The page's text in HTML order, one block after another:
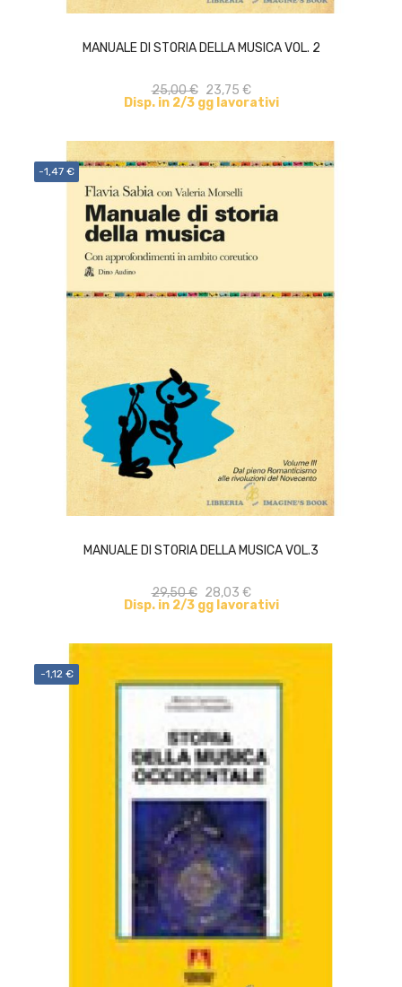
MANUALE DI STORIA DELLA MUSICA VOL. 2
25,00 € 23,75 €
Disp. in 2/3 gg lavorativi
ACQUISTA
-1,47 €
MANUALE DI STORIA DELLA MUSICA VOL.3
29,50 € 28,03 €
Disp. in 2/3 gg lavorativi
ACQUISTA
-1,12 €